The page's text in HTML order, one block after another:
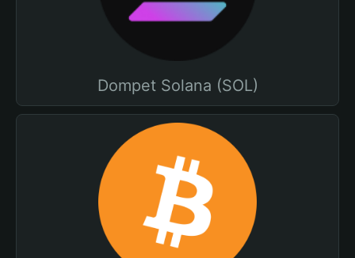
Dompet Solana (SOL)